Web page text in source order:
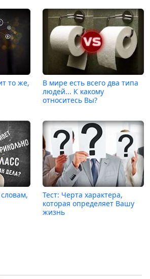
то же,
В мире есть всего два типа
людей... К какому
относитесь Вы?
Тест: Черта характера,
которая определяет Вашу
жизнь